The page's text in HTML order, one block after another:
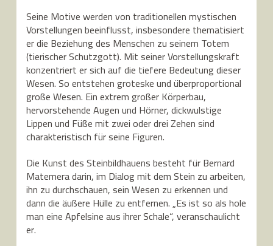
Seine Motive werden von traditionellen mystischen
Vorstellungen beeinflusst, insbesondere thematisiert
er die Beziehung des Menschen zu seinem Totem
(tierischer Schutzgott). Mit seiner Vorstellungskraft
konzentriert er sich auf die tiefere Bedeutung dieser
Wesen. So entstehen groteske und überproportional
große Wesen. Ein extrem großer Körperbau,
hervorstehende Augen und Hörner, dickwulstige
Lippen und Füße mit zwei oder drei Zehen sind
charakteristisch für seine Figuren.
Die Kunst des Steinbildhauens besteht für Bernard
Matemera darin, im Dialog mit dem Stein zu arbeiten,
ihn zu durchschauen, sein Wesen zu erkennen und
dann die äußere Hülle zu entfernen. „Es ist so als hole
man eine Apfelsine aus ihrer Schale“, veranschaulicht
er.